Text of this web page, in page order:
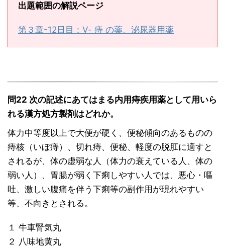
出題範囲の解説ページ
第３章-12日目：Ⅴ- 痔 の薬、泌尿器用薬
問22 次の記述にあてはまる内用痔疾用薬として用いら
れる漢方処方製剤はどれか。
体力中等度以上で大便が硬く、便秘傾向のあるものの
痔核（いぼ痔）、切れ痔、便秘、軽度の脱肛に適すと
されるが、体の虚弱な人（体力の衰えている人、体の
弱い人）、胃腸が弱く下痢しやすい人では、悪心・嘔
吐、激しい腹痛を伴う下痢等の副作用が現れやすい
等、不向きとされる。
１ 牛車腎気丸
２ 八味地黄丸